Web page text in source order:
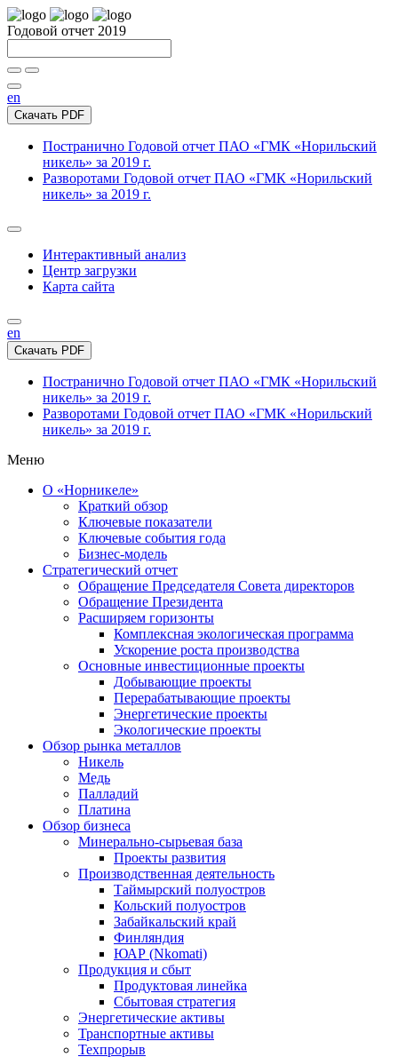
Годовой отчет 2019
en
Скачать PDF
Постранично Годовой отчет ПАО «ГМК «Норильский
никель» за 2019 г.
Разворотами Годовой отчет ПАО «ГМК «Норильский
никель» за 2019 г.
Интерактивный анализ
Центр загрузки
Карта сайта
en
Скачать PDF
Постранично Годовой отчет ПАО «ГМК «Норильский
никель» за 2019 г.
Разворотами Годовой отчет ПАО «ГМК «Норильский
никель» за 2019 г.
Меню
О «Норникеле»
Краткий обзор
Ключевые показатели
Ключевые события года
Бизнес-модель
Стратегический отчет
Обращение Председателя Совета директоров
Обращение Президента
Расширяем горизонты
Комплексная экологическая программа
Ускорение роста производства
Основные инвестиционные проекты
Добывающие проекты
Перерабатывающие проекты
Энергетические проекты
Экологические проекты
Обзор рынка металлов
Никель
Медь
Палладий
Платина
Обзор бизнеса
Минерально-сырьевая база
Проекты развития
Производственная деятельность
Таймырский полуостров
Кольский полуостров
Забайкальский край
Финляндия
ЮАР (Nkomati)
Продукция и сбыт
Продуктовая линейка
Сбытовая стратегия
Энергетические активы
Транспортные активы
Техпрорыв